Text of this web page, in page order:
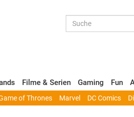
Filme & Serien Gaming Fun
of Thrones Marvel DC Comics